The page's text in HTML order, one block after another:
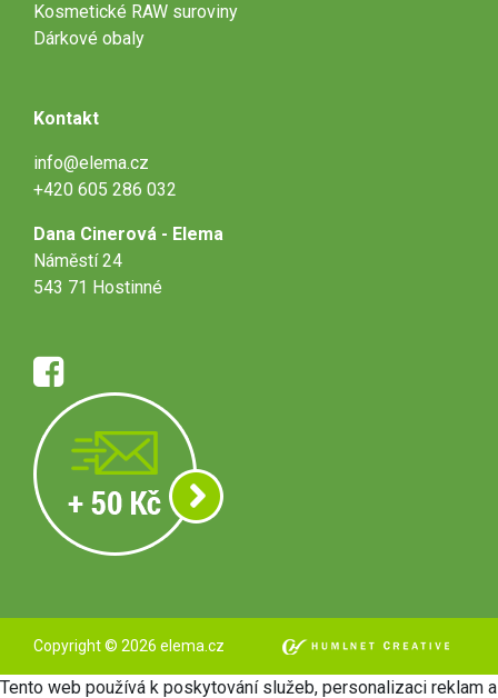
Kosmetické RAW suroviny
Dárkové obaly
Kontakt
info@elema.cz
+420 605 286 032
Dana Cinerová - Elema
Náměstí 24
543 71 Hostinné
Copyright © 2026 elema.cz
Tento web používá k poskytování služeb, personalizaci reklam a